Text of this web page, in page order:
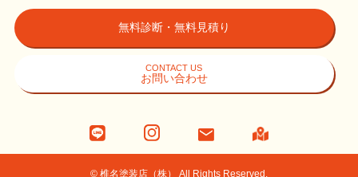
無料診断・無料見積り
CONTACT US
お問い合わせ
© 椎名塗装店（株） All Rights Reserved.